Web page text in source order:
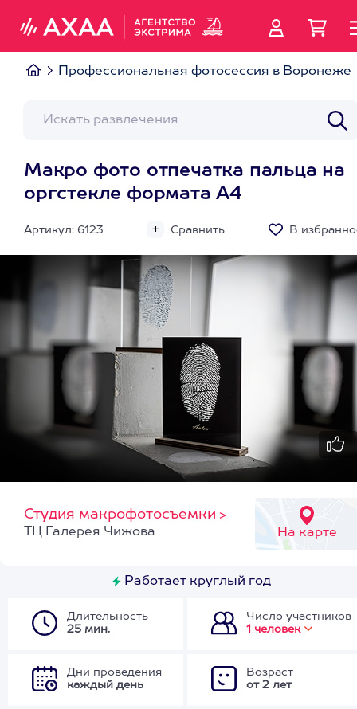
Профессиональная фотосессия в Воронеже
Макро фото отпечатка пальца на
оргстекле формата А4
Артикул: 6123 Сравнить В
Студия макрофотосъемки >
На карте
ТЦ Галерея Чижова
Работает круглый год
Длительность
25 мин.
Число участников
1 человек
Дни проведения
каждый день
Возраст
от 2 лет